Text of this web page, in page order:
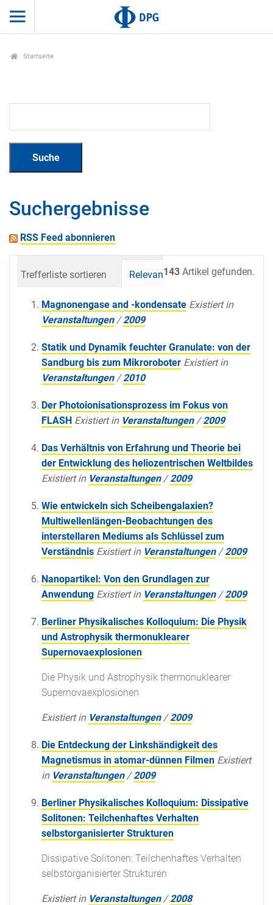
Startseite
Suchergebnisse
RSS Feed abonnieren
143 Artikel gefunden.
Trefferliste sortieren Relevanz Datum
Magnonengase and -kondensate Existiert in
Veranstaltungen /2009
Statik und Dynamik feuchter Granulate: von der
Sandburg bis zum Mikroroboter Existiert in
Veranstaltungen /2010
Der Photoionisationsprozess im Fokus von
FLASH Existiert in Veranstaltungen /2009
Das Verhältnis von Erfahrung und Theorie bei
der Entwicklung des heliozentrischen Weltbildes
Existiert in Veranstaltungen /2009
Wie entwickeln sich Scheibengalaxien?
Multiwellenlängen-Beobachtungen des
interstellaren Mediums als Schlüssel zum
Verständnis Existiert in Veranstaltungen /2009
Nanopartikel: Von den Grundlagen zur
Anwendung Existiert in Veranstaltungen /2009
Berliner Physikalisches Kolloquium: Die Physik
und Astrophysik thermonuklearer
Supernovaexplosionen
Die Physik und Astrophysik thermonuklearer
Supernovaexplosionen
Existiert in Veranstaltungen /2009
Die Entdeckung der Linkshändigkeit des
Magnetismus in atomar-dünnen Filmen Existiert
in Veranstaltungen /2009
Berliner Physikalisches Kolloquium: Dissipative
Solitonen: Teilchenhaftes Verhalten
selbstorganisierter Strukturen
Dissipative Solitonen: Teilchenhaftes Verhalten
selbstorganisierter Strukturen
Existiert in Veranstaltungen /2008